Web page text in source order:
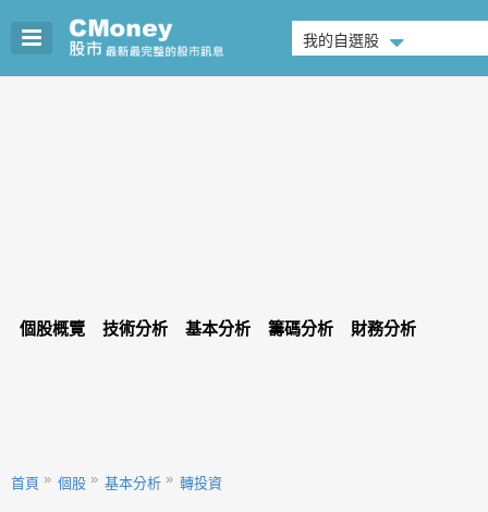
我的自選股
個股概覽 技術分析 基本分析 籌碼分析 財務分析
首頁 個股 基本分析 轉投資